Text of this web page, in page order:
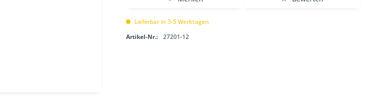
Lieferbar in 3-5 Werktagen
Artikel-Nr.:
27201-12